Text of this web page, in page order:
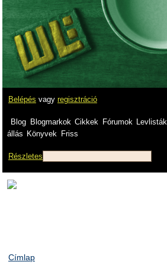
Belépés vagy regisztráció
Blog Blogmarkok Cikkek Fórumok Levlisták
állás Könyvek Friss
Részletes
Címlap